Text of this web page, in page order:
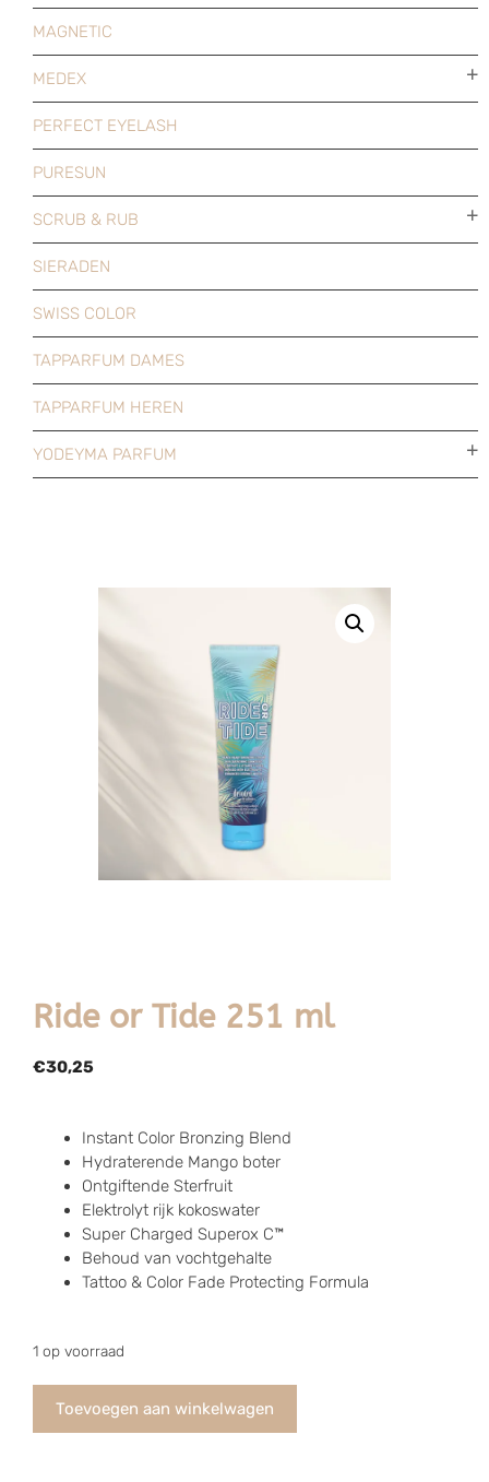
MAGNETIC
MEDEX
PERFECT EYELASH
PURESUN
SCRUB & RUB
SIERADEN
SWISS COLOR
TAPPARFUM DAMES
TAPPARFUM HEREN
YODEYMA PARFUM
Ride or Tide 251 ml
€30,25
Instant Color Bronzing Blend
Hydraterende Mango boter
Ontgiftende Sterfruit
Elektrolyt rijk kokoswater
Super Charged Superox C™
Behoud van vochtgehalte
Tattoo & Color Fade Protecting Formula
1 op voorraad
Toevoegen aan winkelwagen